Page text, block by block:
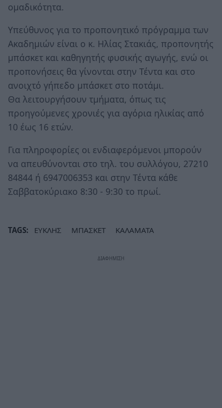
ομαδικότητα.
Υπεύθυνος για το προπονητικό πρόγραμμα των
Ακαδημιών είναι ο κ. Ηλίας Στακιάς, προπονητής
μπάσκετ και καθηγητής φυσικής αγωγής, ενώ οι
προπονήσεις θα γίνονται στην Τέντα και στο
ανοιχτό γήπεδο μπάσκετ στο ποτάμι.
Θα λειτουργήσουν τμήματα, όπως τις
προηγούμενες χρονιές για αγόρια ηλικίας από
10 έως 16 ετών.
Για πληροφορίες οι ενδιαφερόμενοι μπορούν
να απευθύνονται στο τηλ. του συλλόγου, 27210
84844 ή 6947006353 και στην Τέντα κάθε
Σαββατοκύριακο 8:30 - 9:30 το πρωί.
TAGS: ΕΥΚΛΗΣ ΜΠΑΣΚΕΤ ΚΑΛΑΜΑΤΑ